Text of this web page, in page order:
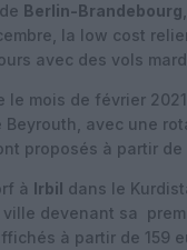
Berlin-Brandebourg
la low cost
avec des vols
mois de février
Beyrouth, avec une
proposés à partir de
à Irbil dans le
devenant sa
à partir de 159